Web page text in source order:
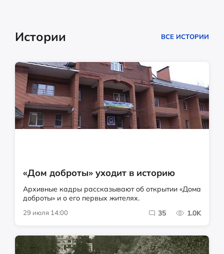
Истории ВСЕ ИСТОРИИ
«Дом доброты» уходит в историю
Архивные кадры рассказывают об открытии «Дома
доброты» и о его первых жителях.
29 июля 14:00 35 1.0K